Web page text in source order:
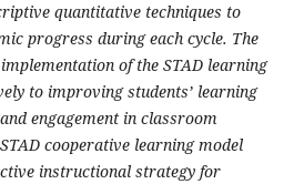
quantitative techniques to
progress during each cycle. The
of the STAD learning
to improving students’ learning
engagement in classroom
cooperative learning model
instructional strategy for